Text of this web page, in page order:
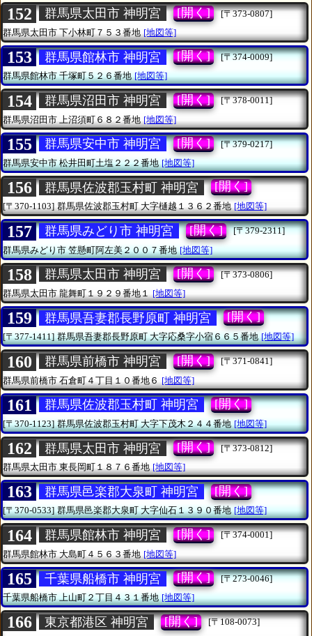
152 群馬県太田市 神明宮 [開く]
[〒373-0807]
群馬県太田市 下小林町７５３番地 [地図等]
153 群馬県館林市 神明宮 [開く]
[〒374-0009]
群馬県館林市千塚町５２６番地 [地図等]
154 群馬県沼田市 神明宮 [開く]
[〒378-0011]
群馬県沼田市 上沼須町６８２番地 [地図等]
155 群馬県安中市 神明宮 [開く]
[〒379-0217]
群馬県安中市松井田町土塩２２２番地 [地図等]
156 群馬県佐波郡玉村町 神明宮 [開く]
[〒370-1103] 群馬県佐波郡玉村町大字樋越１３６２番地 [地図等]
157 群馬県みどり市 神明宮 [開く]
[〒379-2311]
群馬県みどり市笠懸町阿左美２００７番地 [地図等]
158 群馬県太田市 神明宮 [開く]
[〒373-0806]
群馬県太田市 龍舞町１９２９番地１ [地図等]
159 群馬県吾妻郡長野原町 神明宮 [開く]
[〒377-1411] 群馬県吾妻郡長野原町大字応桑字小宿６６５番地 [地図等]
160 群馬県前橋市 神明宮 [開く]
[〒371-0841]
群馬県前橋市 石倉町４丁目１０番地６ [地図等]
161 群馬県佐波郡玉村町 神明宮 [開く]
[〒370-1123] 群馬県佐波郡玉村町大字下茂木２４４番地 [地図等]
162 群馬県太田市 神明宮 [開く]
[〒373-0812]
群馬県太田市東長岡町１８７６番地 [地図等]
163 群馬県邑楽郡大泉町 神明宮 [開く]
[〒370-0533] 群馬県邑楽郡大泉町大字仙石１３９０番地 [地図等]
164 群馬県館林市 神明宮 [開く]
[〒374-0001]
群馬県館林市 大島町４５６３番地 [地図等]
165 千葉県船橋市 神明宮 [開く]
[〒273-0046]
千葉県船橋市上山町２丁目４３１番地 [地図等]
166 東京都港区 神明宮 [開く]
[〒108-0073]